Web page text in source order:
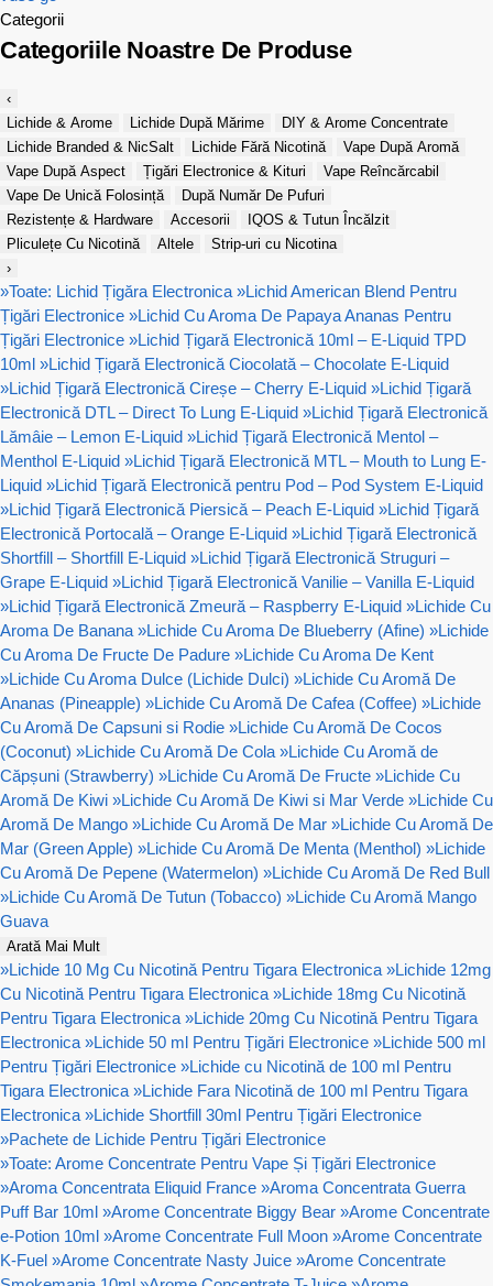
Categorii
Categoriile Noastre De Produse
‹
Lichide & Arome
Lichide După Mărime
DIY & Arome Concentrate
Lichide Branded & NicSalt
Lichide Fără Nicotină
Vape După Aromă
Vape După Aspect
Țigări Electronice & Kituri
Vape Reîncărcabil
Vape De Unică Folosință
După Număr De Pufuri
Rezistențe & Hardware
Accesorii
IQOS & Tutun Încălzit
Pliculețe Cu Nicotină
Altele
Strip-uri cu Nicotina
›
»Toate: Lichid Țigăra Electronica »Lichid American Blend Pentru
Țigări Electronice »Lichid Cu Aroma De Papaya Ananas Pentru
Țigări Electronice »Lichid Țigară Electronică 10ml – E-Liquid TPD
10ml »Lichid Țigară Electronică Ciocolată – Chocolate E-Liquid
»Lichid Țigară Electronică Cireșe – Cherry E-Liquid »Lichid Țigară
Electronică DTL – Direct To Lung E-Liquid »Lichid Țigară Electronică
Lămâie – Lemon E-Liquid »Lichid Țigară Electronică Mentol –
Menthol E-Liquid »Lichid Țigară Electronică MTL – Mouth to Lung E-
Liquid »Lichid Țigară Electronică pentru Pod – Pod System E-Liquid
»Lichid Țigară Electronică Piersică – Peach E-Liquid »Lichid Țigară
Electronică Portocală – Orange E-Liquid »Lichid Țigară Electronică
Shortfill – Shortfill E-Liquid »Lichid Țigară Electronică Struguri –
Grape E-Liquid »Lichid Țigară Electronică Vanilie – Vanilla E-Liquid
»Lichid Țigară Electronică Zmeură – Raspberry E-Liquid »Lichide Cu
Aroma De Banana »Lichide Cu Aroma De Blueberry (Afine) »Lichide
Cu Aroma De Fructe De Padure »Lichide Cu Aroma De Kent
»Lichide Cu Aroma Dulce (Lichide Dulci) »Lichide Cu Aromă De
Ananas (Pineapple) »Lichide Cu Aromă De Cafea (Coffee) »Lichide
Cu Aromă De Capsuni si Rodie »Lichide Cu Aromă De Cocos
(Coconut) »Lichide Cu Aromă De Cola »Lichide Cu Aromă de
Căpșuni (Strawberry) »Lichide Cu Aromă De Fructe »Lichide Cu
Aromă De Kiwi »Lichide Cu Aromă De Kiwi si Mar Verde »Lichide Cu
Aromă De Mango »Lichide Cu Aromă De Mar »Lichide Cu Aromă De
Mar (Green Apple) »Lichide Cu Aromă De Menta (Menthol) »Lichide
Cu Aromă De Pepene (Watermelon) »Lichide Cu Aromă De Red Bull
»Lichide Cu Aromă De Tutun (Tobacco) »Lichide Cu Aromă Mango
Guava
Arată Mai Mult
»Lichide 10 Mg Cu Nicotină Pentru Tigara Electronica »Lichide 12mg
Cu Nicotină Pentru Tigara Electronica »Lichide 18mg Cu Nicotină
Pentru Tigara Electronica »Lichide 20mg Cu Nicotină Pentru Tigara
Electronica »Lichide 50 ml Pentru Țigări Electronice »Lichide 500 ml
Pentru Țigări Electronice »Lichide cu Nicotină de 100 ml Pentru
Tigara Electronica »Lichide Fara Nicotină de 100 ml Pentru Tigara
Electronica »Lichide Shortfill 30ml Pentru Țigări Electronice
»Pachete de Lichide Pentru Țigări Electronice
»Toate: Arome Concentrate Pentru Vape Și Țigări Electronice
»Aroma Concentrata Eliquid France »Aroma Concentrata Guerra
Puff Bar 10ml »Arome Concentrate Biggy Bear »Arome Concentrate
e-Potion 10ml »Arome Concentrate Full Moon »Arome Concentrate
K-Fuel »Arome Concentrate Nasty Juice »Arome Concentrate